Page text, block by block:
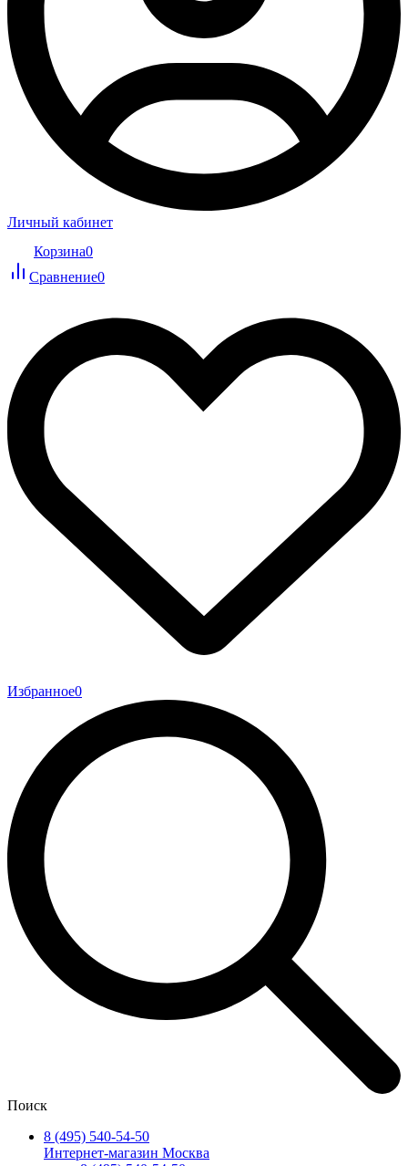
Личный кабинет
Корзина0
Сравнение0
Избранное0
Поиск
8 (495) 540-54-50
Интернет-магазин Москва